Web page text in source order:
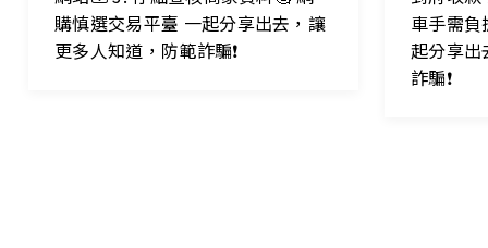
購慎選交易平臺 一起分享出去，讓
更多人知道，防範詐騙❗
車手需
起分享出
詐騙❗